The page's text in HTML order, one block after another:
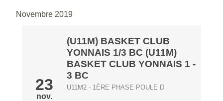
Novembre 2019
23
nov.
(U11M) BASKET CLUB
YONNAIS 1/3 BC (U11M)
BASKET CLUB YONNAIS 1 -
3 BC
U11M2 - 1ÈRE PHASE POULE D